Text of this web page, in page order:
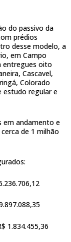
do passivo da
prédios
desse modelo, a
em Campo
entregues oito
Cascavel,
Colorado
estudo regular e
em andamento e
de 1 milhão
1.834.455,36